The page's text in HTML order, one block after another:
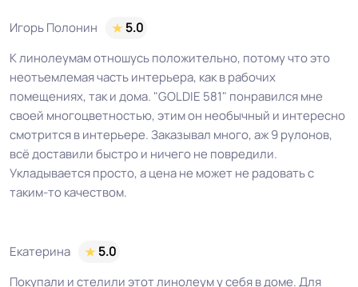
Игорь Полонин
5.0
К линолеумам отношусь положительно, потому что это
неотъемлемая часть интерьера, как в рабочих
помещениях, так и дома. "GOLDIE 581" понравился мне
своей многоцветностью, этим он необычный и интересно
смотрится в интерьере. Заказывал много, аж 9 рулонов,
всё доставили быстро и ничего не повредили.
Укладывается просто, а цена не может не радовать с
таким-то качеством.
Екатерина
5.0
Покупали и стелили этот линолеум у себя в доме. Для